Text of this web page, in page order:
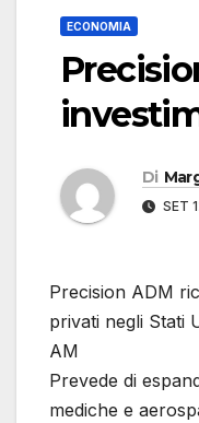
ECONOMIA
Di
SET
Precision ADM
privati ​​negli Stati
AM
Prevede di
mediche e